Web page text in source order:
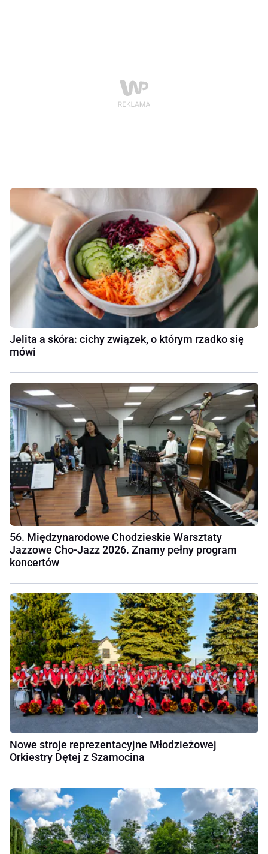
Jelita a skóra: cichy związek, o którym rzadko się
mówi
56. Międzynarodowe Chodzieskie Warsztaty
Jazzowe Cho-Jazz 2026. Znamy pełny program
koncertów
Nowe stroje reprezentacyjne Młodzieżowej
Orkiestry Dętej z Szamocina